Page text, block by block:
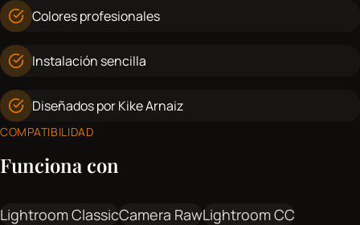
Colores profesionales
Instalación sencilla
Diseñados por Kike Arnaiz
COMPATIBILIDAD
Funciona con
Lightroom ClassicCamera RawLightroom CC